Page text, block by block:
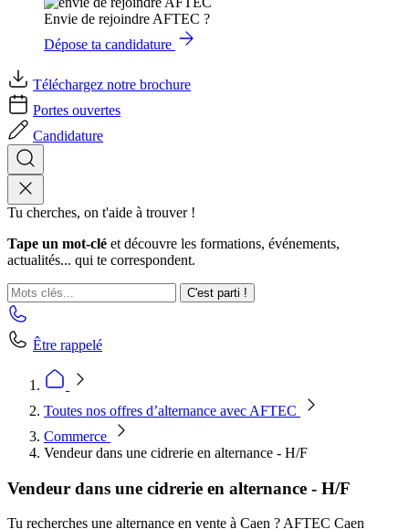
Envie de rejoindre AFTEC ?
Dépose ta candidature
Téléchargez notre brochure
Portes ouvertes
Candidature
Tu cherches, on t'aide à trouver !
Tape un mot-clé et découvre les formations, événements,
actualités... qui te correspondent.
C'est parti !
Être rappelé
Toutes nos offres d’alternance avec AFTEC
Commerce
Vendeur dans une cidrerie en alternance - H/F
Vendeur dans une cidrerie en alternance - H/F
Tu recherches une alternance en vente à Caen ? AFTEC Caen